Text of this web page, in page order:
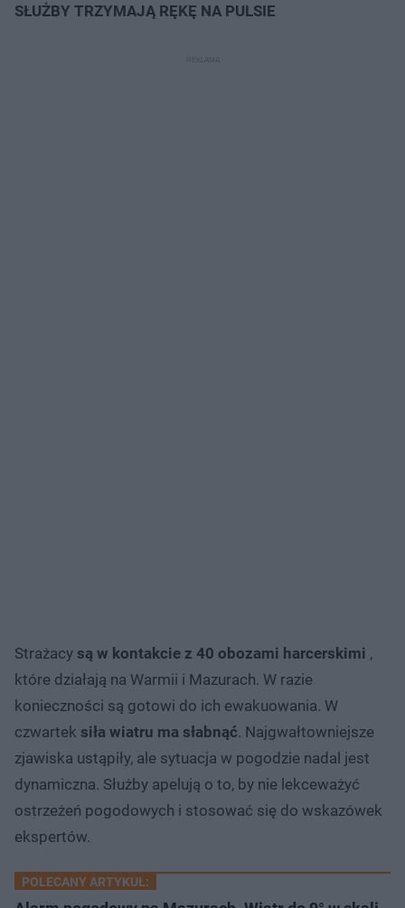
SŁUŻBY TRZYMAJĄ RĘKĘ NA PULSIE
Strażacy są w kontakcie z 40 obozami harcerskimi ,
które działają na Warmii i Mazurach. W razie
konieczności są gotowi do ich ewakuowania. W
czwartek siła wiatru ma słabnąć. Najgwałtowniejsze
zjawiska ustąpiły, ale sytuacja w pogodzie nadal jest
dynamiczna. Służby apelują o to, by nie lekceważyć
ostrzeżeń pogodowych i stosować się do wskazówek
ekspertów.
POLECANY ARTYKUŁ: